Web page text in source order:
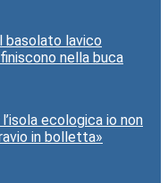
basolato lavico
nella buca
ecologica io non
in bolletta»